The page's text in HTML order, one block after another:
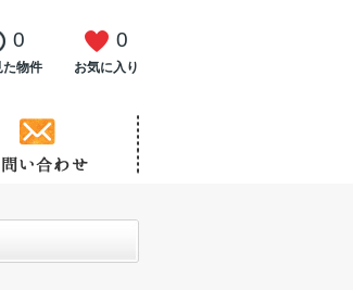
0
た物件
0
お気に入り